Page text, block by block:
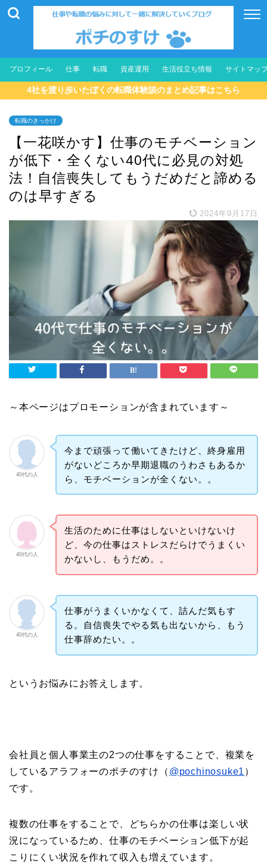
プロフィール 仕事 転職 資産運用 生活役立ち情報 サイトマッ
4社を渡り歩いたぼくの転職体験談のまとめ記事はこちら
転職のきっかけ
【一花咲かす】仕事のモチベーション
が低下・全くない40代に必見の対処
法！自信喪失してもうだめだと諦める
のは早すぎる
2024年9月17日
～本ページはプロモーションが含まれています～
40代の人
今まで頑張って働いてきたけど、終身雇用
がないどころか早期退職のうわさもあるか
ら、モチベーションが全くない。。
40代の人
生活のために仕事はしないといけないけ
ど、今の仕事はストレスだらけでうまくい
かないし、もうだめ。。
40代の人
仕事がうまくいかなくて、詰んだ気もす
る。自信喪失でやる気も出ないから、もう
仕事辞めたい。。
というお悩みにお答えします。
会社員と個人事業主の2つの仕事をすることで、複業を
しているアラフォーのポチのすけ（ @pochinosuke1 ）
です。
複数の仕事をすることで、どちらかの仕事は楽しい状
況になっているため、仕事のモチベーション低下が起
こりにくい状況を作れて収入も増えています。